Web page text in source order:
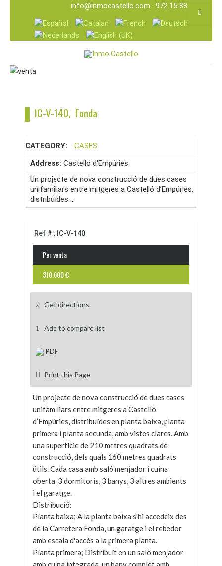
info@inmocastello.com · 972 15 88 25
IC-V-140, Fonda
CATEGORY:
CASES
Address: Castelló d'Empúries
Un projecte de nova construcció de dues cases
unifamiliars entre mitgeres a Castelló d’Empúries,
distribuïdes ..
Ref # : IC-V-140
Per venta
310.000 €
Get directions
Add to compare list
PDF
Print this Page
Un projecte de nova construcció de dues cases
unifamiliars entre mitgeres a Castelló
d’Empúries, distribuïdes en planta baixa, planta
primera i planta secunda, amb vistes clares. Amb
una superfície de 210 metres quadrats de
construcció, dels quals 160 metres quadrats
útils. Cada casa amb saló menjador i cuina
oberta, 3 dormitoris, 3 banys, 3 altres ambients
i el garatge.
Distribució:
Planta baixa; A la planta baixa s'hi accedeix des
de la Carretera Fonda, un garatge i el rebedor
amb escala d'accés a la primera planta.
Planta primera; Distribuït en un saló menjador
amb cuina integrada, un bany complet amb